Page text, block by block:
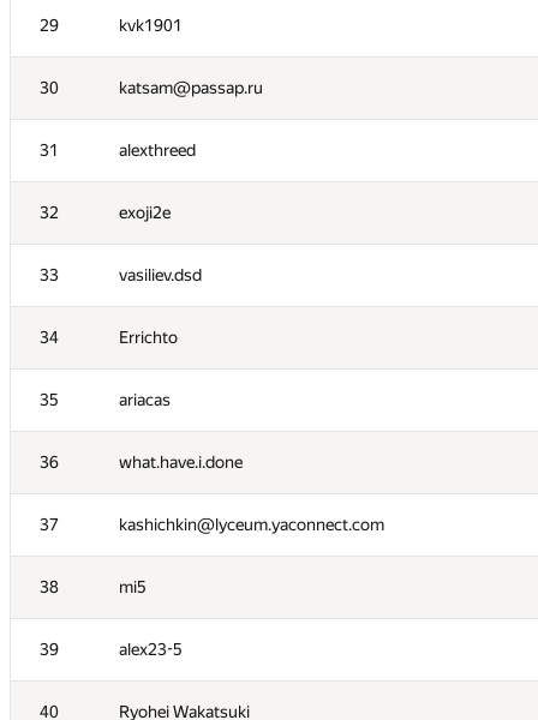
29 kvk1901
30 katsam@passap.ru
31 alexthreed
32 exoji2e
33 vasiliev.dsd
34 Errichto
35 ariacas
36 what.have.i.done
37 kashichkin@lyceum.yaconnect.com
38 mi5
39 alex23-5
40 Ryohei Wakatsuki
12 fengsuiyan
13 Вадим Бездушний
14 FallenTurret
15 BudAlNik
16 Robin Fritsch
17 Sergey Shcheglov
18 dvp
19 Андрей Смирдин
20 ViktorAdynets
21 vvedensky
22 YuChen Zhou
23 Savelyevno